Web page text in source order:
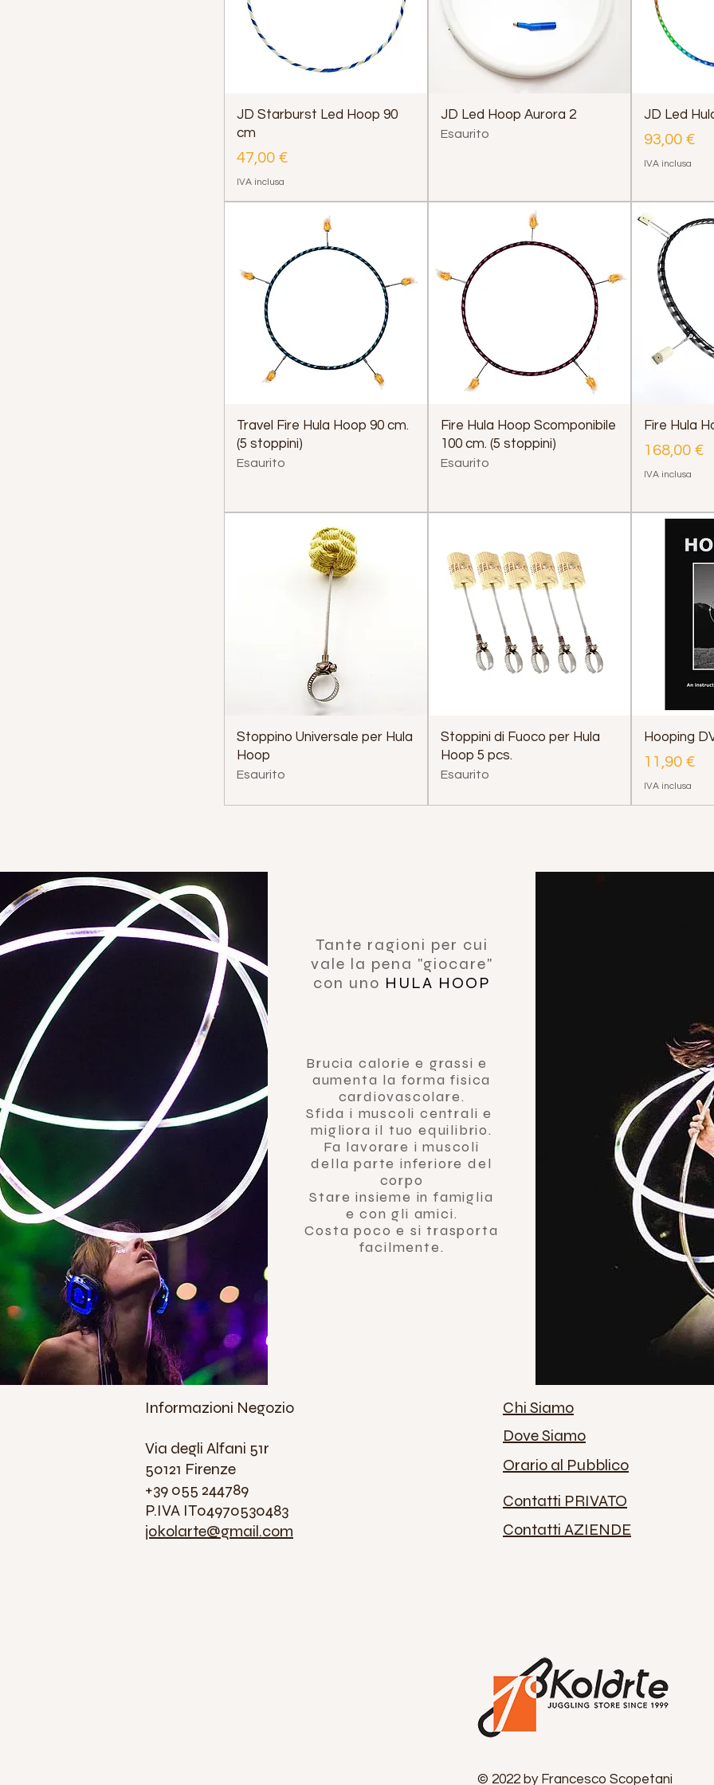
JD Starburst Led Hoop 90
cm
Prezzo
47,00 €
IVA inclusa
JD Led Hoop Aurora 2
Esaurito
JD Led
Prezzo
93,00 €
IVA inclusa
Travel Fire Hula Hoop 90 cm.
(5 stoppini)
Esaurito
Fire Hula Hoop Scomponibile
100 cm. (5 stoppini)
Esaurito
Fire Hula
Prezzo
168,00 €
IVA inclusa
Stoppino Universale per Hula
Hoop
Esaurito
Stoppini di Fuoco per Hula
Hoop 5 pcs.
Esaurito
Hooping
Prezzo
11,90 €
IVA inclusa
Tante ragioni per cui
vale la pena "giocare"
con uno HULA HOOP
Brucia calorie e grassi e
aumenta la forma fisica
cardiovascolare.
Sfida i muscoli centrali e
migliora il tuo equilibrio.
Fa lavorare i muscoli
della parte inferiore del
corpo
Stare insieme in famiglia
e con gli amici.
Costa poco e si trasporta
facilmente.
Informazioni Negozio
Via degli Alfani 51r
50121 Firenze
+39 055 244789
P.IVA IT04970530483
jokolarte@gmail.com
Chi Siamo
Dove Siamo
Orario al Pubblico
Contatti PRIVATO
Contatti AZIENDE
© 2022 by Francesco Scopetani